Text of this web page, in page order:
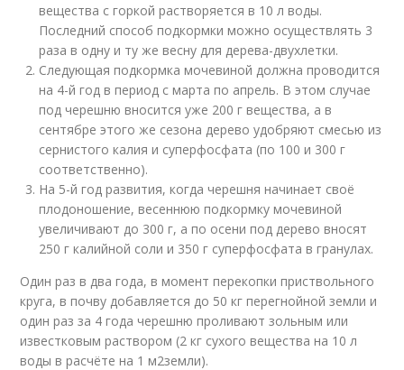
вещества с горкой растворяется в 10 л воды.
Последний способ подкормки можно осуществлять 3
раза в одну и ту же весну для дерева-двухлетки.
Следующая подкормка мочевиной должна проводится
на 4-й год в период с марта по апрель. В этом случае
под черешню вносится уже 200 г вещества, а в
сентябре этого же сезона дерево удобряют смесью из
сернистого калия и суперфосфата (по 100 и 300 г
соответственно).
На 5-й год развития, когда черешня начинает своё
плодоношение, весеннюю подкормку мочевиной
увеличивают до 300 г, а по осени под дерево вносят
250 г калийной соли и 350 г суперфосфата в гранулах.
Один раз в два года, в момент перекопки приствольного
круга, в почву добавляется до 50 кг перегнойной земли и
один раз за 4 года черешню проливают зольным или
известковым раствором (2 кг сухого вещества на 10 л
воды в расчёте на 1 м2земли).